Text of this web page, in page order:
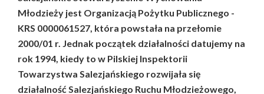
Młodzieży jest Organizacją Pożytku Publicznego -
KRS 0000061527, która powstała na przełomie
2000/01 r. Jednak początek działalności datujemy na
rok 1994, kiedy to w Pilskiej Inspektorii
Towarzystwa Salezjańskiego rozwijała się
działalność Salezjańskiego Ruchu Młodzieżowego,